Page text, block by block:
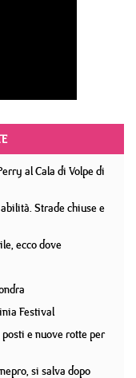
al Cala di Volpe di
Strade chiuse e
ecco dove
Festival
e nuove rotte per
si salva dopo